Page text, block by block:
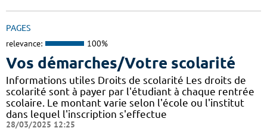
PAGES
relevance: 100%
Vos démarches/Votre scolarité
Informations utiles Droits de scolarité Les droits de
scolarité sont à payer par l'étudiant à chaque rentrée
scolaire. Le montant varie selon l'école ou l'institut
dans lequel l'inscription s'effectue
28/03/2025 12:25